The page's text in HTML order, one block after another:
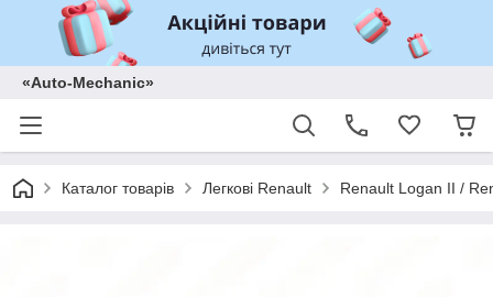
«Auto-Mechanic»
Каталог товарів Легкові Renault Renault Logan II /